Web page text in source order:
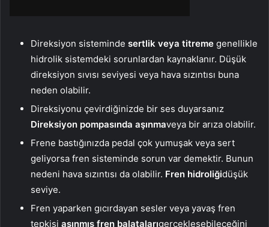
Direksiyon sisteminde sertlik veya titreme genellikle
hidrolik sistemdeki sorunlardan kaynaklanır. Düşük
direksiyon sıvısı seviyesi veya hava sızıntısı buna
neden olabilir.
Direksiyonu çevirdiğinizde bir ses duyarsanız
Direksiyon pompasında aşınmaveya bir arıza olabilir.
Frene bastığınızda pedal çok yumuşak veya sert
geliyorsa fren sisteminde sorun var demektir. Bunun
nedeni hava sızıntısı da olabilir. Fren hidroliğidüşük
seviye.
Fren yaparken gıcırdayan sesler veya yavaş fren
tepkisi aşınmış fren balatalarıgerçekleşebileceğini